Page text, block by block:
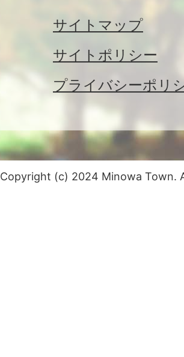
サイトマップ
サイトポリシー
プライバシーポリ
Copyright (c) 2024 Minowa Town.